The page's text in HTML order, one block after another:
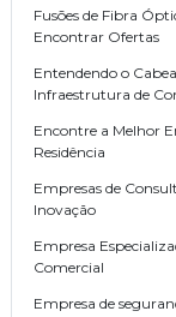
Fusões de Fibra
Encontrar Ofertas
Entendendo o
Infraestrutura de
Encontre a Melhor
Residência
Empresas de
Inovação
Empresa
Comercial
Empresa de